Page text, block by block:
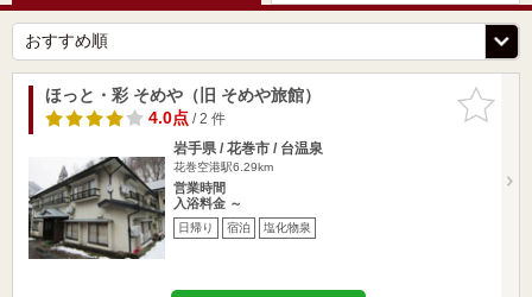
お気に入
りに追加
ほっと・彩 そめや（旧 そめや旅館）
4.0点/ 2 件
岩手県 / 花巻市 / 台温泉
花巻空港駅6.29km
営業時間
入浴料金 ～
日帰り 宿泊 塩化物泉